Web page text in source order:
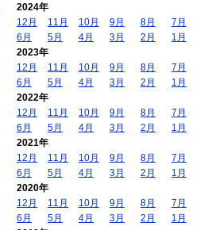
2024年
12月
11月 10月 9月 8月
7月
6月
5月 4月 3月 2月
1月
2023年
12月
11月 10月 9月 8月
7月
6月
5月 4月 3月 2月
1月
2022年
12月
11月 10月 9月 8月
7月
6月
5月 4月 3月 2月
1月
2021年
12月
11月 10月 9月 8月
7月
6月
5月 4月 3月 2月
1月
2020年
12月
11月 10月 9月 8月
7月
6月
5月 4月 3月 2月
1月